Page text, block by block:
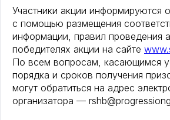
Участники акции информируются
с помощью размещения
информации, правил проведения
победителях акции на сайте
По всем вопросам, касающимся
порядка и сроков получения
могут обратиться на адрес
организатора —